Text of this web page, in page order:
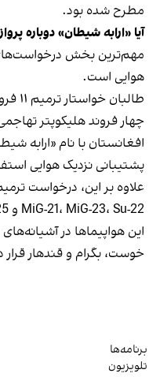
مطرح شده بود.
آیا «ارابه شیطان» دوباره
مهم‌ترین بخش درخواست‌های
هوایی است.
افغانستان با نام «ارابه
پشتیبانی نزدیک هوایی
MiG-21، MiG-23، Su-22 و Su-25 نیز مطرح شده است.
این هواپیماها در
خوست، بگرام و قندهار قرار
برنامه‌ها
تلویزیون